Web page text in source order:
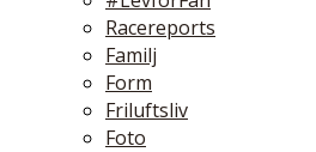
Racereports
Familj
Form
Friluftsliv
Foto